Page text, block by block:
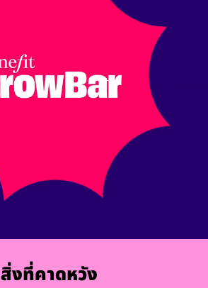
สิ่งที่คาดหวัง